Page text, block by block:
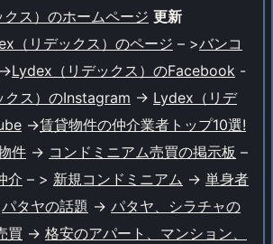
ス）のホームページ 更新
（リデックス）のページ – >バンコ
->Lydex（リデックス）のFacebook -
クス）のInstagram -> Lydex（リデ
->賃貸物件の仲介業者トップ10選!
件 -> コンドミニアム売買の掲示板 –
介 – > 新規コンドミニアム -> 単身者
パタヤの話題 -> パタヤ、シラチャの
買 -> 格安のアパート、マンション、